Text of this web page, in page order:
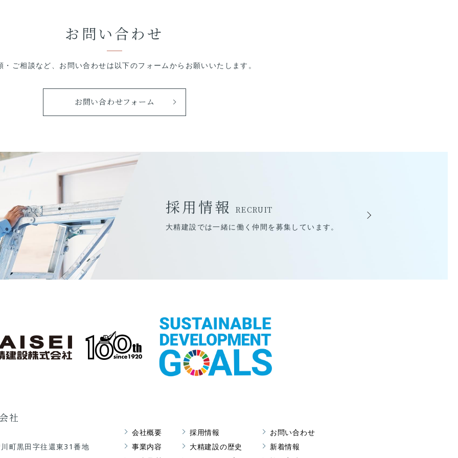
お問い合わせ
・ご相談など、 お問い合わせは以下のフォームから お願いいたします。
お問い合わせフォーム
採用情報 RECRUIT
大精建設では一緒に働く仲間を募集しています。
社
町黒田字往還東31番地
会社概要
事業内容
採用情報
大精建設の歴史
お問い合わせ
新着情報